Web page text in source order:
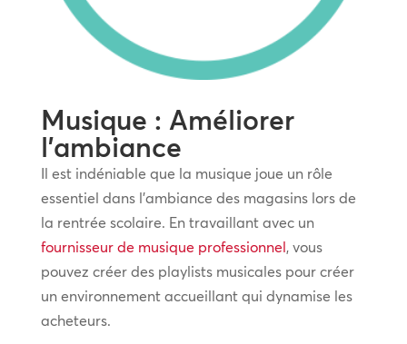
Musique : Améliorer
l’ambiance
Il est indéniable que la musique joue un rôle
essentiel dans l’ambiance des magasins lors de
la rentrée scolaire. En travaillant avec un
fournisseur de musique professionnel, vous
pouvez créer des playlists musicales pour créer
un environnement accueillant qui dynamise les
acheteurs.